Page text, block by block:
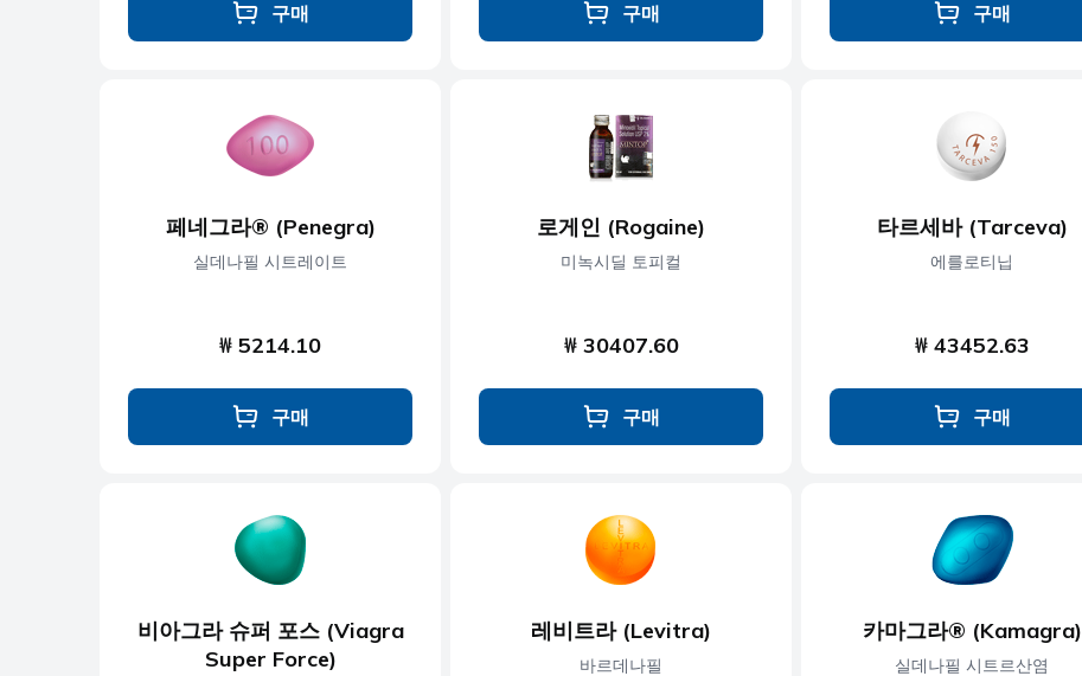
구매 구매 구매
페네그라® (Penegra)
실데나필 시트레이트
₩ 5214.10
구매
로게인 (Rogaine)
미녹시딜 토피컬
₩ 30407.60
구매
타르세바 (Tarceva)
에를로티닙
₩ 43452.63
구매
비아그라 슈퍼 포스 (Viagra
Super Force)
레비트라 (Levitra)
바르데나필
카마그라® (Kamagra)
실데나필 시트르산염